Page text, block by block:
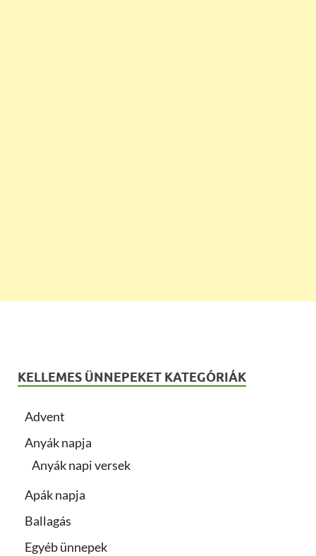
KELLEMES ÜNNEPEKET KATEGÓRIÁK
Advent
Anyák napja
Anyák napi versek
Apák napja
Ballagás
Egyéb ünnepek